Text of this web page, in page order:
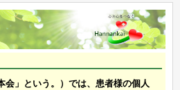
会」という。）では、患者様の個人